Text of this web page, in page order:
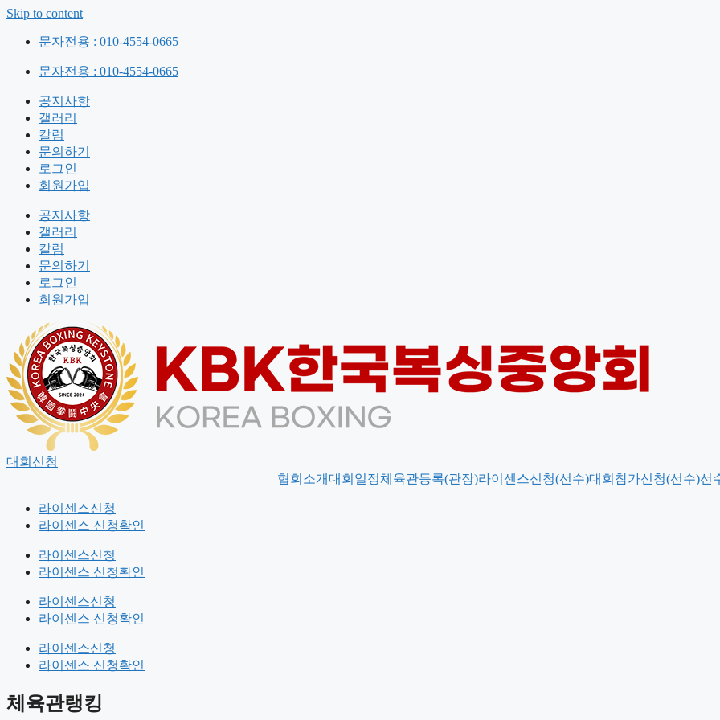
Skip to content
문자전용 : 010-4554-0665
문자전용 : 010-4554-0665
공지사항
갤러리
칼럼
문의하기
로그인
회원가입
공지사항
갤러리
칼럼
문의하기
로그인
회원가입
대회신청
협회소개대회일정체육관등록(관장)라이센스신청(선수)대회참가신청(선수)선
라이센스신청
라이센스 신청확인
라이센스신청
라이센스 신청확인
라이센스신청
라이센스 신청확인
라이센스신청
라이센스 신청확인
체육관랭킹